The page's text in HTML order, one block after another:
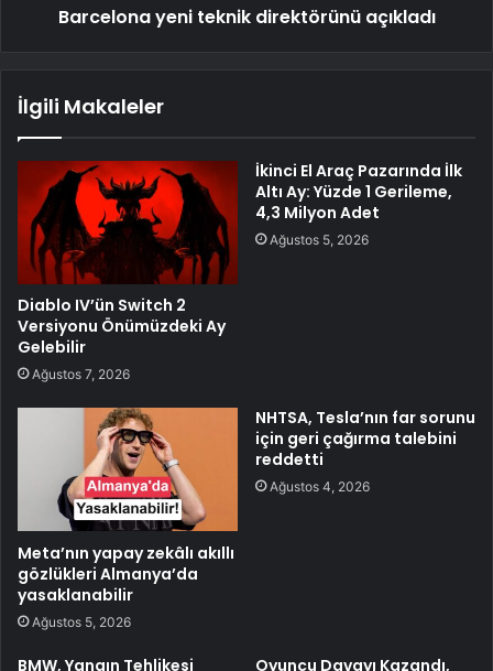
Barcelona yeni teknik direktörünü açıkladı
İlgili Makaleler
Diablo IV’ün Switch 2
Versiyonu Önümüzdeki Ay
Gelebilir
Ağustos 7, 2026
İkinci El Araç Pazarında İlk
Altı Ay: Yüzde 1 Gerileme,
4,3 Milyon Adet
Ağustos 5, 2026
Meta’nın yapay zekâlı akıllı
gözlükleri Almanya’da
yasaklanabilir
Ağustos 5, 2026
NHTSA, Tesla’nın far sorunu
için geri çağırma talebini
reddetti
Ağustos 4, 2026
BMW, Yangın Tehlikesi Oyuncu Davayı Kazandı,